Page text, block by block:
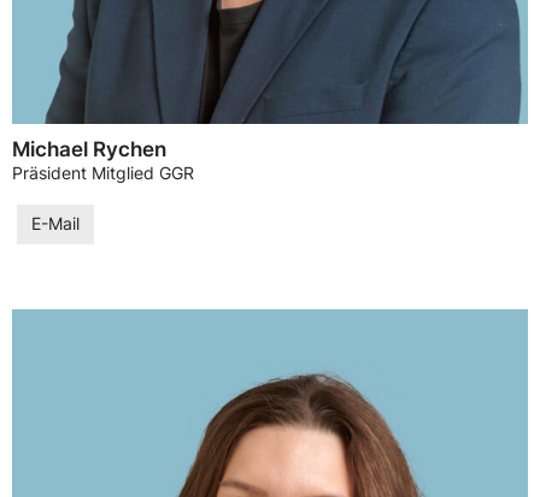
Michael Rychen
Präsident Mitglied GGR
E-Mail